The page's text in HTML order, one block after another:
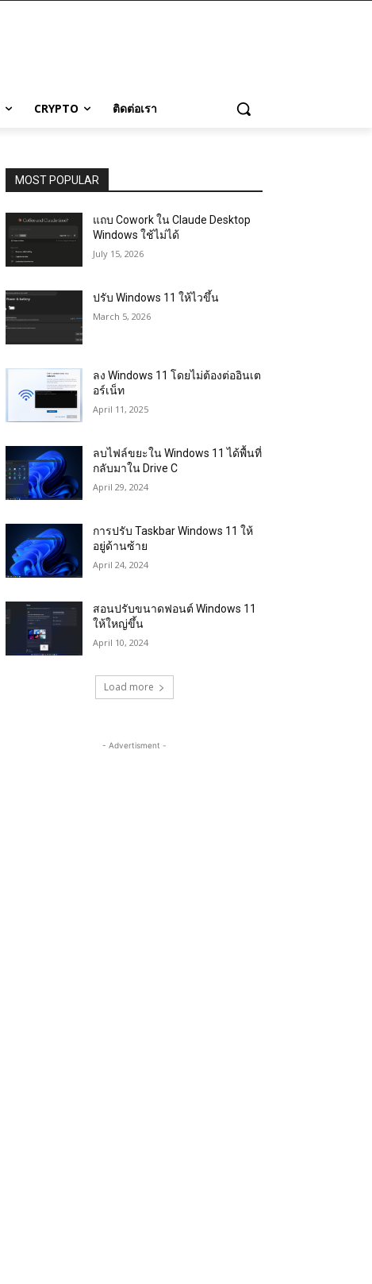
CRYPTO ติดต่อเรา
MOST POPULAR
แถบ Cowork ใน Claude Desktop
Windows ใช้ไม่ได้
July 15, 2026
ปรับ Windows 11 ให้ไวขึ้น
March 5, 2026
ลง Windows 11 โดยไม่ต้องต่ออินเต
อร์เน็ท
April 11, 2025
ลบไฟล์ขยะใน Windows 11 ได้พื้นที่
กลับมาใน Drive C
April 29, 2024
การปรับ Taskbar Windows 11 ให้
อยู่ด้านซ้าย
April 24, 2024
สอนปรับขนาดฟอนต์ Windows 11
ให้ใหญ่ขึ้น
April 10, 2024
Load more
- Advertisment -